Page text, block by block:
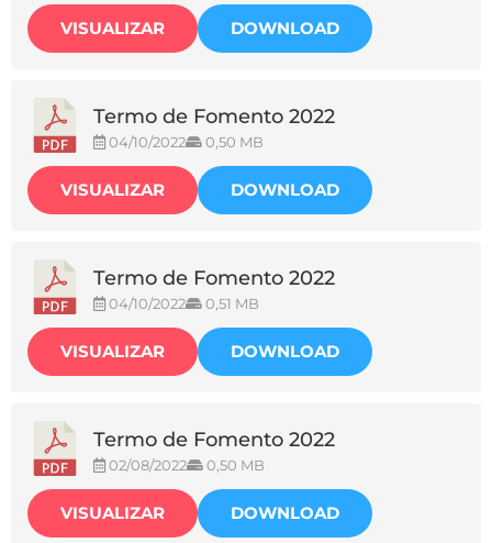
VISUALIZAR DOWNLOAD
Termo de Fomento 2022
04/10/2022 0,50 MB
VISUALIZAR DOWNLOAD
Termo de Fomento 2022
04/10/2022 0,51 MB
VISUALIZAR DOWNLOAD
Termo de Fomento 2022
02/08/2022 0,50 MB
VISUALIZAR DOWNLOAD